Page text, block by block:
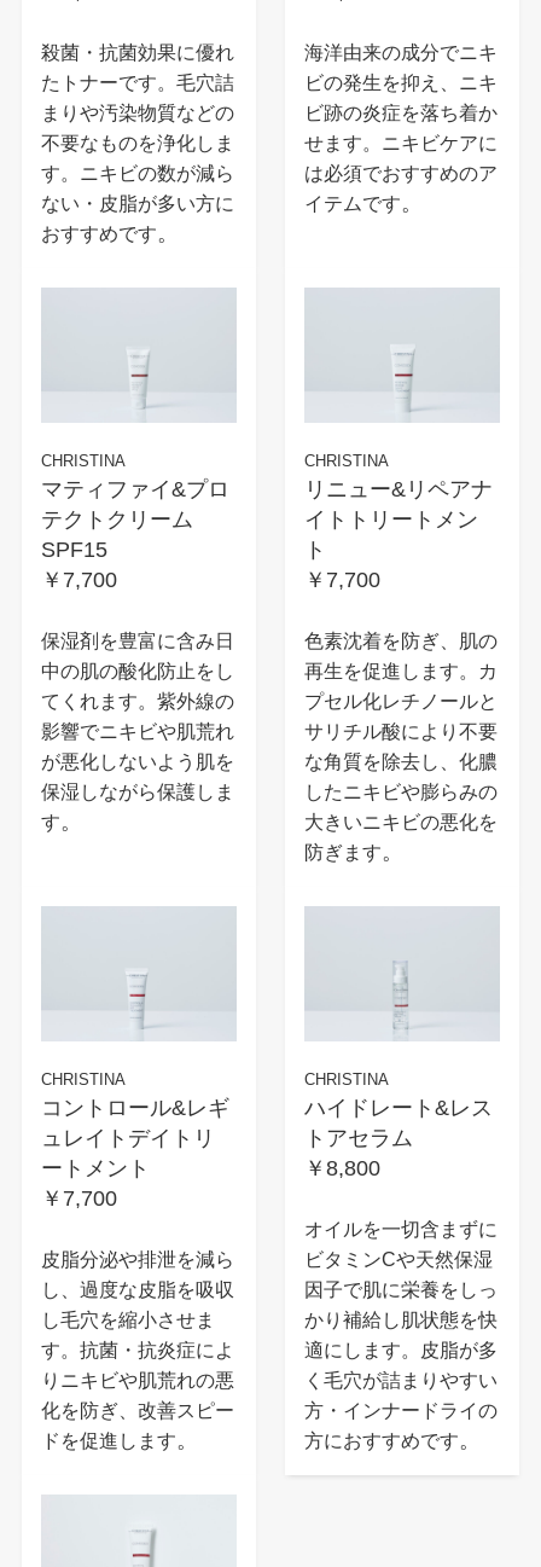
殺菌・抗菌効果に優れ
たトナーです。毛穴詰
まりや汚染物質などの
不要なものを浄化しま
す。ニキビの数が減ら
ない・皮脂が多い方に
おすすめです。
海洋由来の成分でニキ
ビの発生を抑え、ニキ
ビ跡の炎症を落ち着か
せます。ニキビケアに
は必須でおすすめのア
イテムです。
CHRISTINA
マティファイ&プロ
テクトクリーム
SPF15
￥7,700
保湿剤を豊富に含み日
中の肌の酸化防止をし
てくれます。紫外線の
影響でニキビや肌荒れ
が悪化しないよう肌を
保湿しながら保護しま
す。
CHRISTINA
リニュー&リペアナ
イトトリートメン
ト
￥7,700
色素沈着を防ぎ、肌の
再生を促進します。カ
プセル化レチノールと
サリチル酸により不要
な角質を除去し、化膿
したニキビや膨らみの
大きいニキビの悪化を
防ぎます。
CHRISTINA
コントロール&レギ
ュレイトデイトリ
ートメント
￥7,700
皮脂分泌や排泄を減ら
し、過度な皮脂を吸収
し毛穴を縮小させま
す。抗菌・抗炎症によ
りニキビや肌荒れの悪
化を防ぎ、改善スピー
ドを促進します。
CHRISTINA
ハイドレート&レス
トアセラム
￥8,800
オイルを一切含まずに
ビタミンCや天然保湿
因子で肌に栄養をしっ
かり補給し肌状態を快
適にします。皮脂が多
く毛穴が詰まりやすい
方・インナードライの
方におすすめです。